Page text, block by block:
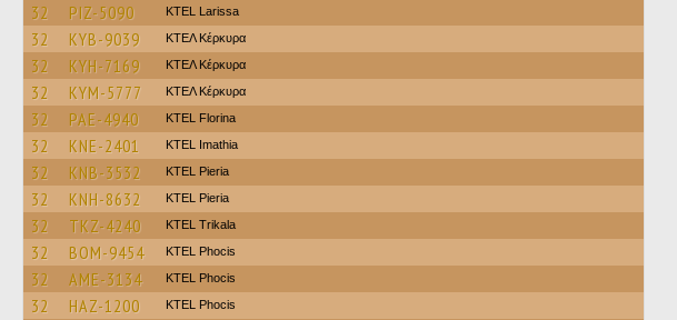
32 PIZ-5090 KTEL Larissa
32 KYB-9039 ΚΤΕΛ Κέρκυρα
32 KYH-7169 ΚΤΕΛ Κέρκυρα
32 KYM-5777 ΚΤΕΛ Κέρκυρα
32 PAE-4940 KTEL Florina
32 KNE-2401 KTEL Imathia
32 KNB-3532 KTEL Pieria
32 KNH-8632 KTEL Pieria
32 TKZ-4240 ΚΤΕL Τrikala
32 BOM-9454 ΚΤΕL Phocis
32 AME-3134 ΚΤΕL Phocis
32 HAZ-1200 ΚΤΕL Phocis